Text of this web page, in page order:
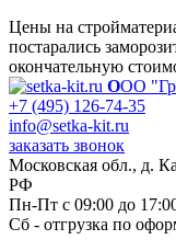
Цены на
постарались
окончательную
ООО
+7 (495) 126-74-35
info@setka-kit.ru
заказать звонок
Московская обл., д.
РФ
Пн-Пт с 09:00 до
Сб - отгрузка по